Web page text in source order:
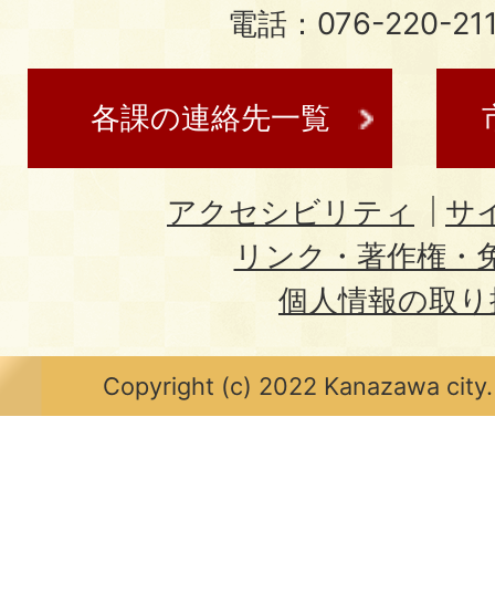
電話：076-220-
各課の連絡先一覧
アクセシビリティ
サ
リンク・著作権・
個人情報の取
Copyright (c) 2022 Kanazawa